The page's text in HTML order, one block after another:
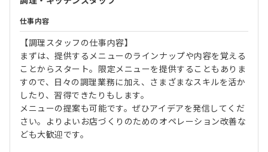
仕事内容
【調理スタッフの仕事内容】
まずは、提供するメニューのラインナップや内容を覚える
ことからスタート。限定メニューを提供することもありま
すので、日々の調理業務に加え、さまざまなスキルを活か
したり、習得できたりもします。
メニューの提案も可能です。ぜひアイデアを発信してくだ
さい。よりよいお店づくりのためのオペレーション改善な
ども大歓迎です。